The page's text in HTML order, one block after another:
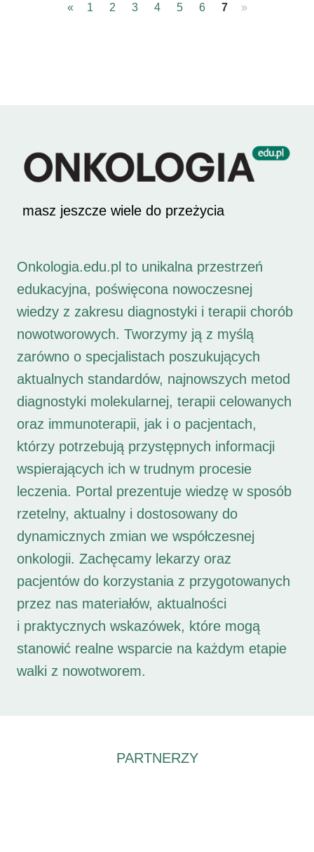
« 1 2 3 4 5 6 7 »
masz jeszcze wiele do przeżycia
Onkologia.edu.pl to unikalna przestrzeń
edukacyjna, poświęcona nowoczesnej
wiedzy z zakresu diagnostyki i terapii chorób
nowotworowych. Tworzymy ją z myślą
zarówno o specjalistach poszukujących
aktualnych standardów, najnowszych metod
diagnostyki molekularnej, terapii celowanych
oraz immunoterapii, jak i o pacjentach,
którzy potrzebują przystępnych informacji
wspierających ich w trudnym procesie
leczenia. Portal prezentuje wiedzę w sposób
rzetelny, aktualny i dostosowany do
dynamicznych zmian we współczesnej
onkologii. Zachęcamy lekarzy oraz
pacjentów do korzystania z przygotowanych
przez nas materiałów, aktualności
i praktycznych wskazówek, które mogą
stanowić realne wsparcie na każdym etapie
walki z nowotworem.
PARTNERZY